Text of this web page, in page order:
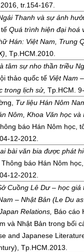
tr.154-167.
Thanh và sự ảnh
tế Quá trình hiện đại hoá
Hán: Việt Nam, Trung
, Tp.HCM.2010.
tâm sự nho thần triều
thảo quốc tế Việt Nam
trong lịch sử, Tp.HCM.
Tư liệu Hán Nôm
Nôm, Khoa Văn học và
báo Hán Nôm học,
12-2012.
bài văn bia được phát
Thông báo Hán Nôm
12-2012.
Cuồng Lê Dư – học giả
– Nhật Bản (Le Du
Relations, Báo cáo
và Nhật Bản trong bối
and Japanese
Tp.HCM.2013.